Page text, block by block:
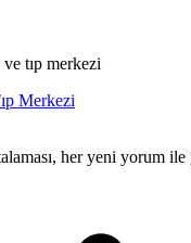
tıp merkezi
Merkezi
her yeni yorum ile